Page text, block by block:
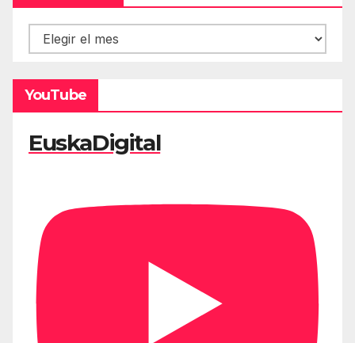
Hemeroteca
YouTube
EuskaDigital